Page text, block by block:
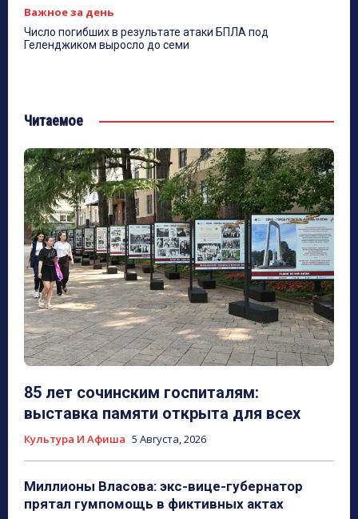
Важное за день
Число погибших в результате атаки БПЛА под
Геленджиком выросло до семи
Читаемое
85 лет сочинским госпиталям:
выставка памяти открыта для всех
Культура И Афиша 5 Августа, 2026
Миллионы Власова: экс-вице-губернатор
прятал гумпомощь в фиктивных актах